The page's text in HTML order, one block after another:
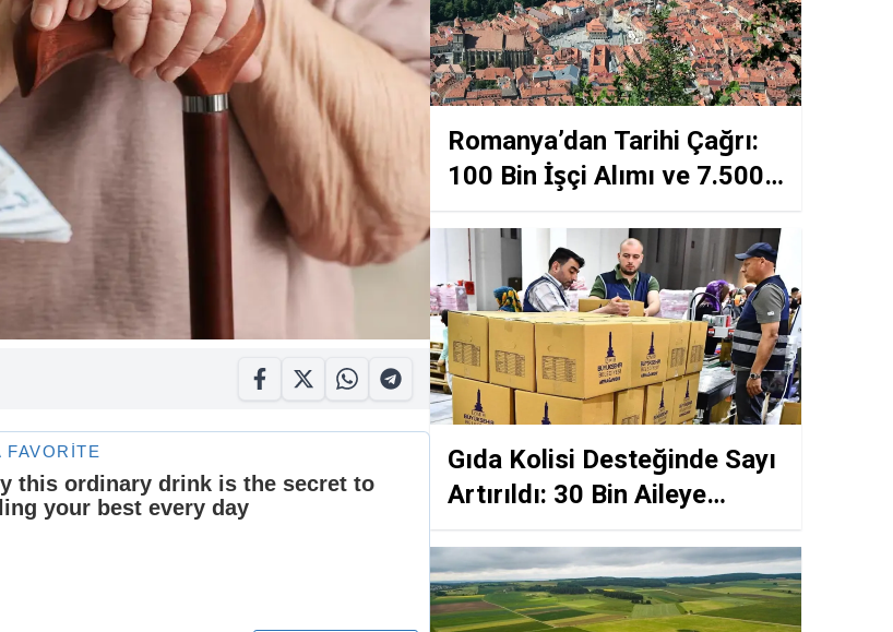
Romanya’dan Tarihi Çağrı:
100 Bin İşçi Alımı ve 7.500
Euro’ya Varan Maaş Fırsatı!
Gıda Kolisi Desteğinde Sayı
Artırıldı: 30 Bin Aileye
Mutfak Yardımı Müjdesi!